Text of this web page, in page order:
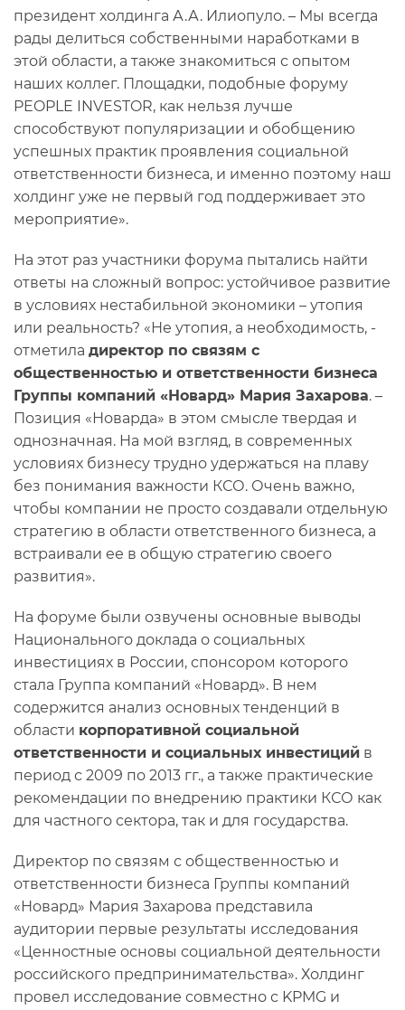
президент холдинга А.А. Илиопуло. – Мы всегда
рады делиться собственными наработками в
этой области, а также знакомиться с опытом
наших коллег. Площадки, подобные форуму
PEOPLE INVESTOR, как нельзя лучше
способствуют популяризации и обобщению
успешных практик проявления социальной
ответственности бизнеса, и именно поэтому наш
холдинг уже не первый год поддерживает это
мероприятие».
На этот раз участники форума пытались найти
ответы на сложный вопрос: устойчивое развитие
в условиях нестабильной экономики – утопия
или реальность? «Не утопия, а необходимость, -
отметила директор по связям с
общественностью и ответственности бизнеса
Группы компаний «Новард» Мария Захарова. –
Позиция «Новарда» в этом смысле твердая и
однозначная. На мой взгляд, в современных
условиях бизнесу трудно удержаться на плаву
без понимания важности КСО. Очень важно,
чтобы компании не просто создавали отдельную
стратегию в области ответственного бизнеса, а
встраивали ее в общую стратегию своего
развития».
На форуме были озвучены основные выводы
Национального доклада о социальных
инвестициях в России, спонсором которого
стала Группа компаний «Новард». В нем
содержится анализ основных тенденций в
области корпоративной социальной
ответственности и социальных инвестиций в
период с 2009 по 2013 гг., а также практические
рекомендации по внедрению практики КСО как
для частного сектора, так и для государства.
Директор по связям с общественностью и
ответственности бизнеса Группы компаний
«Новард» Мария Захарова представила
аудитории первые результаты исследования
«Ценностные основы социальной деятельности
российского предпринимательства». Холдинг
провел исследование совместно с KPMG и